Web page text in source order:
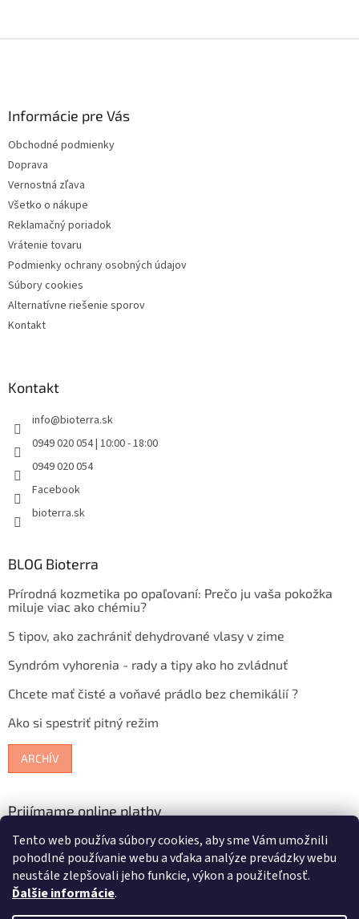
Tento web používa súbory cookies, aby sme Vám umožnili
pohodlné používanie webu a vďaka analýze prevádzky webu
neustále zlepšovali jeho funkcie, výkon a použiteľnosť.
Ďalšie informácie.
Informácie pre Vás
Obchodné podmienky
Doprava
Vernostná zľava
Všetko o nákupe
Reklamačný poriadok
Vrátenie tovaru
Podmienky ochrany osobných údajov
Súbory cookies
Alternatívne riešenie sporov
Kontakt
Kontakt
info@bioterra.sk
0949 020 054 | 10:00 - 18:00
0949 020 054
Facebook
bioterra.sk
BLOG Bioterra
Prírodná kozmetika po opaľovaní: Prečo ju vaša pokožka
miluje viac ako chémiu?
5 tipov, ako zachrániť dehydrované vlasy v zime
Syndróm vyhorenia - rady a tipy ako ho zvládnuť
Chcete mať čisté a voňavé prádlo bez chemikálií ?
Ako si spestriť pitný režim
ARCHÍV
Prijímame online platby